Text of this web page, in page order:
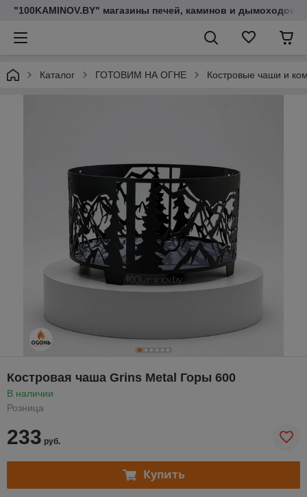
"100KAMINOV.BY" магазины печей, каминов и дымоходов
Каталог ГОТОВИМ НА ОГНЕ Костровые чаши и
Костровая чаша Grins Metal Горы 600
В наличии
Розница
233 руб.
Купить